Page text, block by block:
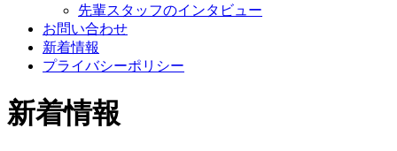
先輩スタッフのインタビュー
お問い合わせ
新着情報
プライバシーポリシー
新着情報